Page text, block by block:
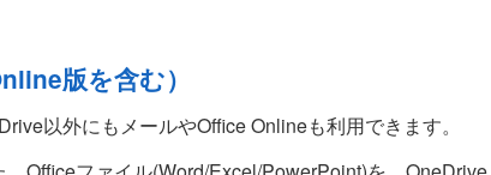
版を含む）
以外にもメールやOffice Onlineも利用できます。